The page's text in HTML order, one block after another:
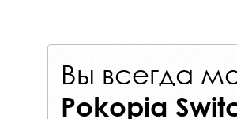
Вы всегда
Pokopia